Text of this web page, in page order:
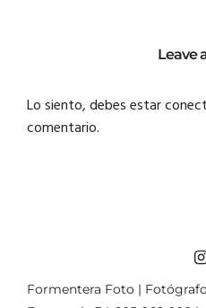
Leave
Lo siento, debes estar
comentario.
Formentera Foto |